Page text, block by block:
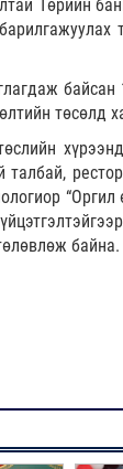
Төрийн
байсан
төсөлд
байна.